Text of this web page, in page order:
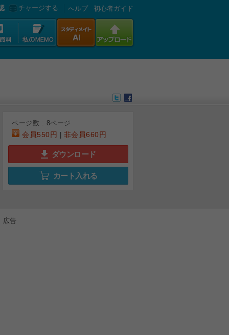
チャージする へルプ 初心者ガイド
ページ数 : 8ページ
会員550円 非会員660円
ダウンロード
カート入れる
広告